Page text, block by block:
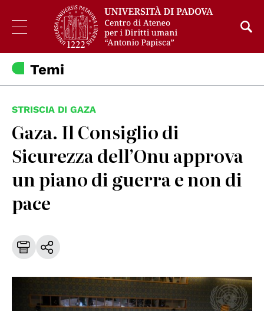
Temi
STRISCIA DI GAZA
Gaza. Il Consiglio di
Sicurezza dell’Onu approva
un piano di guerra e non di
pace